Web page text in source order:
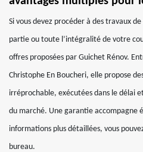
Si vous devez procéder à des travaux
partie ou toute l’intégralité de votre
offres proposées par Guichet Rénov.
Christophe En Boucheri, elle propose
irréprochable, exécutées dans le délai
du marché. Une garantie accompagne
informations plus détaillées, vous
bureau.